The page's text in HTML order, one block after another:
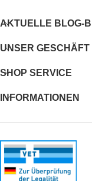
AKTUELLE BLOG-
UNSER GESCHÄFT
SHOP SERVICE
INFORMATIONEN